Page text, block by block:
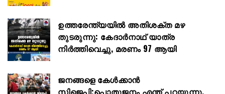
ഉത്തരേന്ത്യയിൽ അതിശക്ത മഴ
തുടരുന്നു: കേദാർനാഥ് യാത്ര
നിർത്തിവെച്ചു, മരണം 97 ആയി
ജനങ്ങളെ കേൾക്കാൻ
സിജെപി;പൊതുജനം എന്ത് പറയുന്നു,